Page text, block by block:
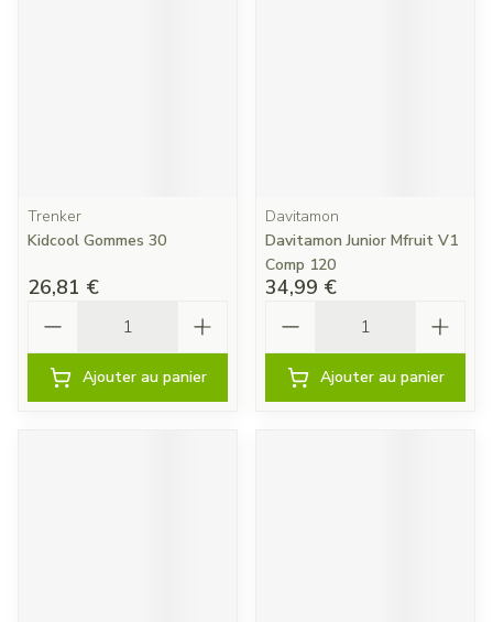
Trenker
Kidcool Gommes 30
26,81 €
Ajouter au panier
Davitamon
Davitamon Junior Mfruit V1
Comp 120
34,99 €
Ajouter au panier